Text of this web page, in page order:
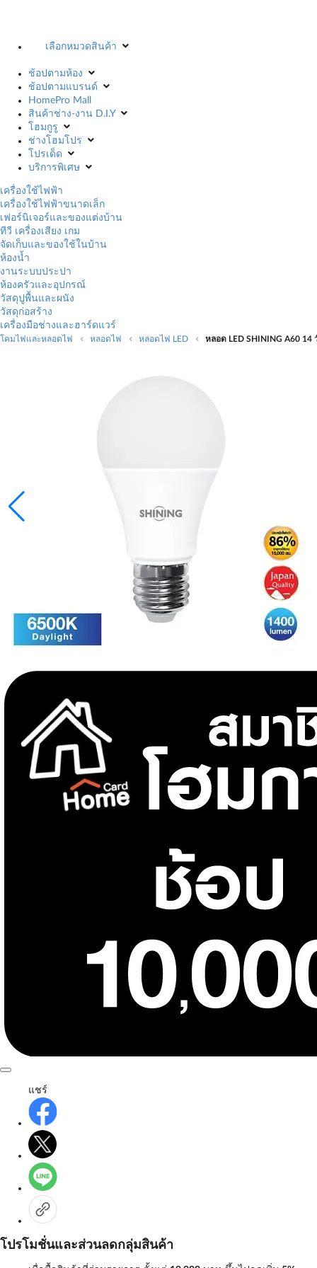
เลือกหมวดสินค้า
ช้อปตามห้อง
ช้อปตามแบรนด์
HomePro Mall
สินค้าช่าง-งาน D.I.Y
โฮมกูรู
ช่างโฮมโปร
โปรเด็ด
บริการพิเศษ
เครื่องใช้ไฟฟ้า
เครื่องใช้ไฟฟ้าขนาดเล็ก
เฟอร์นิเจอร์และของแต่งบ้าน
ทีวี เครื่องเสียง เกม
จัดเก็บและของใช้ในบ้าน
ห้องน้ำ
งานระบบประปา
ห้องครัวและอุปกรณ์
วัสดุปูพื้นและผนัง
วัสดุก่อสร้าง
เครื่องมือช่างและฮาร์ดแวร์
โคมไฟและหลอดไฟ หลอดไฟ หลอดไฟ LED หลอด LED SHINING A60 14
แชร์
โปรโมชั่นและส่วนลดกลุ่มสินค้า